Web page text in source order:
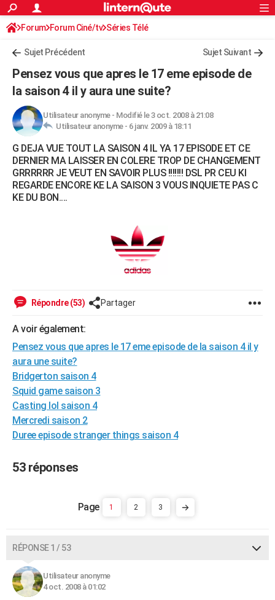
ACTUALITÉS
Politique
Société
Faits Divers
Education
Monde
Villes
+
Programme TV
TNTStreaming
Cinéma
Sorties cinéma
Musique
+FINANCE
Retraite
Impôts
Epargne
Immobilier
Risques naturels par ville
Banque
Assurance
Crédit
AUTO
Essais
Réserver un essai
Citadines
Berlines
SUV
Forum auto
HIGH-TECH
Mobiles
Meilleur smartphone
Internet
Ordinateurs
Jeux vidéo
Guide high-tech
BRICOLAGE
Forum
Aménagement intérieur
Extérieur
Cuisine
Salle de bains
Jardinage
Rangement
WEEK-END
CARTE DE VOEUX
Carte de Noël
Carte Bonne année
Carte Saint-Valentin
Carte Pâques
Carte d'anniversaire
DICTIONNAIRE
Dictionnaire
Biographies
Citations
Expressions
Proverbes
PROGRAMME TV
COPAINS D'AVANT
S'inscrire
Se connecter
Lycées
Collèges
Primaires
Universités
Entreprises
Service militaire
Avis de recherche
AVIS DE DÉCÈS
S'inscrire
Connexion
Forum Forum Ciné/tv Séries Télé
Sujet Précédent Sujet Suivant
Pensez vous que apres le 17 eme episode de
la saison 4 il y aura une suite?
Utilisateur anonyme- Modifié le 3 oct. 2008 à 21:08
Utilisateur anonyme - 6 janv. 2009 à 18:11
G DEJA VUE TOUT LA SAISON 4 IL YA 17 EPISODE ET CE
DERNIER MA LAISSER EN COLERE TROP DE CHANGEMENT
GRRRRRR JE VEUT EN SAVOIR PLUS !!!!!!! DSL PR CEU KI
REGARDE ENCORE KE LA SAISON 3 VOUS INQUIETE PAS C
KE DU BON....
Répondre (53) Partager
A voir également:
Pensez vous que apres le 17 eme episode de la saison 4 il y
aura une suite?
Bridgerton saison 4
Squid game saison 3
Casting lol saison 4
Mercredi saison 2
Duree episode stranger things saison 4
53 réponses
1 2 3
RÉPONSE 1 / 53
Utilisateur anonyme
4 oct. 2008 à 01:02